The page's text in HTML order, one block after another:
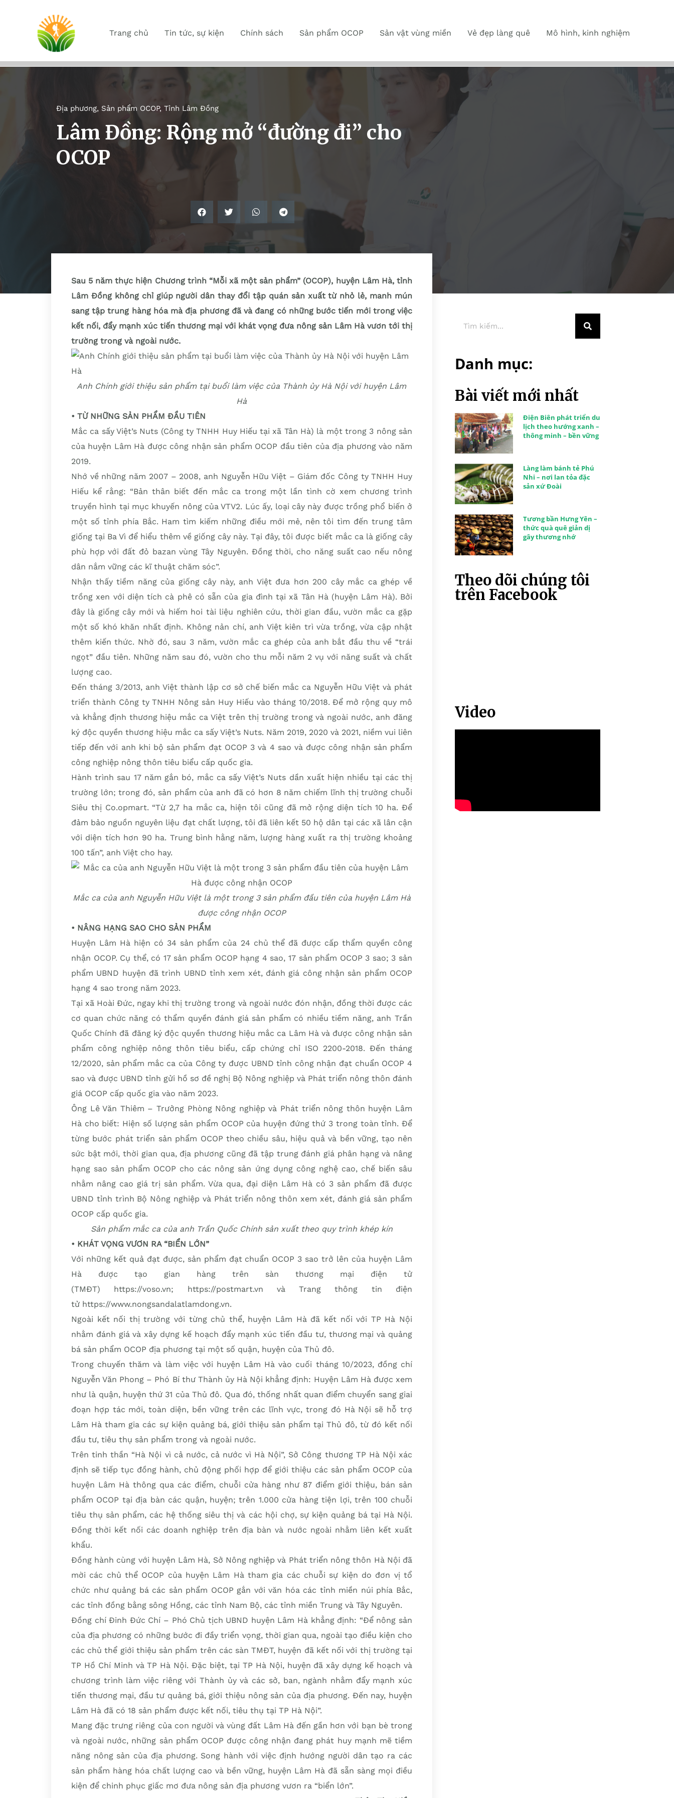
Trang chủ Tin tức, sự kiện Chính sách Sản phẩm OCOP Sản vật vùng miền Vẻ đẹp làng quê Mô hình, kinh nghiệm
Địa phương, Sản phẩm OCOP, Tỉnh Lâm Đồng
Lâm Đồng: Rộng mở “đường đi” cho
OCOP
Sau 5 năm thực hiện Chương trình “Mỗi xã một sản phẩm” (OCOP), huyện Lâm Hà, tỉnh
Lâm Đồng không chỉ giúp người dân thay đổi tập quán sản xuất từ nhỏ lẻ, manh mún
sang tập trung hàng hóa mà địa phương đã và đang có những bước tiến mới trong việc
kết nối, đẩy mạnh xúc tiến thương mại với khát vọng đưa nông sản Lâm Hà vươn tới thị
trường trong và ngoài nước.
Anh Chính giới thiệu sản phẩm tại buổi làm việc của Thành ủy Hà Nội với huyện Lâm
Hà
• TỪ NHỮNG SẢN PHẨM ĐẦU TIÊN
Mắc ca sấy Việt’s Nuts (Công ty TNHH Huy Hiếu tại xã Tân Hà) là một trong 3 nông sản
của huyện Lâm Hà được công nhận sản phẩm OCOP đầu tiên của địa phương vào năm
2019.
Nhớ về những năm 2007 – 2008, anh Nguyễn Hữu Việt – Giám đốc Công ty TNHH Huy
Hiếu kể rằng: “Bản thân biết đến mắc ca trong một lần tình cờ xem chương trình
truyền hình tại mục khuyến nông của VTV2. Lúc ấy, loại cây này được trồng phổ biến ở
một số tỉnh phía Bắc. Ham tìm kiếm những điều mới mẻ, nên tôi tìm đến trung tâm
giống tại Ba Vì để hiểu thêm về giống cây này. Tại đây, tôi được biết mắc ca là giống cây
phù hợp với đất đỏ bazan vùng Tây Nguyên. Đồng thời, cho năng suất cao nếu nông
dân nắm vững các kĩ thuật chăm sóc”.
Nhận thấy tiềm năng của giống cây này, anh Việt đưa hơn 200 cây mắc ca ghép về
trồng xen với diện tích cà phê có sẵn của gia đình tại xã Tân Hà (huyện Lâm Hà). Bởi
đây là giống cây mới và hiếm hoi tài liệu nghiên cứu, thời gian đầu, vườn mắc ca gặp
một số khó khăn nhất định. Không nản chí, anh Việt kiên trì vừa trồng, vừa cập nhật
thêm kiến thức. Nhờ đó, sau 3 năm, vườn mắc ca ghép của anh bắt đầu thu về “trái
ngọt” đầu tiên. Những năm sau đó, vườn cho thu mỗi năm 2 vụ với năng suất và chất
lượng cao.
Đến tháng 3/2013, anh Việt thành lập cơ sở chế biến mắc ca Nguyễn Hữu Việt và phát
triển thành Công ty TNHH Nông sản Huy Hiếu vào tháng 10/2018. Để mở rộng quy mô
và khẳng định thương hiệu mắc ca Việt trên thị trường trong và ngoài nước, anh đăng
ký độc quyền thương hiệu mắc ca sấy Việt’s Nuts. Năm 2019, 2020 và 2021, niềm vui liên
tiếp đến với anh khi bộ sản phẩm đạt OCOP 3 và 4 sao và được công nhận sản phẩm
công nghiệp nông thôn tiêu biểu cấp quốc gia.
Hành trình sau 17 năm gắn bó, mắc ca sấy Việt’s Nuts dần xuất hiện nhiều tại các thị
trường lớn; trong đó, sản phẩm của anh đã có hơn 8 năm chiếm lĩnh thị trường chuỗi
Siêu thị Co.opmart. “Từ 2,7 ha mắc ca, hiện tôi cũng đã mở rộng diện tích 10 ha. Để
đảm bảo nguồn nguyên liệu đạt chất lượng, tôi đã liên kết 50 hộ dân tại các xã lân cận
với diện tích hơn 90 ha. Trung bình hằng năm, lượng hàng xuất ra thị trường khoảng
100 tấn”, anh Việt cho hay.
Mắc ca của anh Nguyễn Hữu Việt là một trong 3 sản phẩm đầu tiên của huyện Lâm Hà
được công nhận OCOP
• NÂNG HẠNG SAO CHO SẢN PHẨM
Huyện Lâm Hà hiện có 34 sản phẩm của 24 chủ thể đã được cấp thẩm quyền công
nhận OCOP. Cụ thể, có 17 sản phẩm OCOP hạng 4 sao, 17 sản phẩm OCOP 3 sao; 3 sản
phẩm UBND huyện đã trình UBND tỉnh xem xét, đánh giá công nhận sản phẩm OCOP
hạng 4 sao trong năm 2023.
Tại xã Hoài Đức, ngay khi thị trường trong và ngoài nước đón nhận, đồng thời được các
cơ quan chức năng có thẩm quyền đánh giá sản phẩm có nhiều tiềm năng, anh Trần
Quốc Chính đã đăng ký độc quyền thương hiệu mắc ca Lâm Hà và được công nhận sản
phẩm công nghiệp nông thôn tiêu biểu, cấp chứng chỉ ISO 2200-2018. Đến tháng
12/2020, sản phẩm mắc ca của Công ty được UBND tỉnh công nhận đạt chuẩn OCOP 4
sao và được UBND tỉnh gửi hồ sơ đề nghị Bộ Nông nghiệp và Phát triển nông thôn đánh
giá OCOP cấp quốc gia vào năm 2023.
Ông Lê Văn Thiêm – Trưởng Phòng Nông nghiệp và Phát triển nông thôn huyện Lâm
Hà cho biết: Hiện số lượng sản phẩm OCOP của huyện đứng thứ 3 trong toàn tỉnh. Để
từng bước phát triển sản phẩm OCOP theo chiều sâu, hiệu quả và bền vững, tạo nên
sức bật mới, thời gian qua, địa phương cũng đã tập trung đánh giá phân hạng và nâng
hạng sao sản phẩm OCOP cho các nông sản ứng dụng công nghệ cao, chế biến sâu
nhằm nâng cao giá trị sản phẩm. Vừa qua, đại diện Lâm Hà có 3 sản phẩm đã được
UBND tỉnh trình Bộ Nông nghiệp và Phát triển nông thôn xem xét, đánh giá sản phẩm
OCOP cấp quốc gia.
Sản phẩm mắc ca của anh Trần Quốc Chính sản xuất theo quy trình khép kín
• KHÁT VỌNG VƯƠN RA “BIỂN LỚN”
Với những kết quả đạt được, sản phẩm đạt chuẩn OCOP 3 sao trở lên của huyện Lâm
Hà được tạo gian hàng trên sàn thương mại điện tử
(TMĐT) https://voso.vn; https://postmart.vn và Trang thông tin điện
tử https://www.nongsandalatlamdong.vn.
Ngoài kết nối thị trường với từng chủ thể, huyện Lâm Hà đã kết nối với TP Hà Nội
nhằm đánh giá và xây dựng kế hoạch đẩy mạnh xúc tiến đầu tư, thương mại và quảng
bá sản phẩm OCOP địa phương tại một số quận, huyện của Thủ đô.
Trong chuyến thăm và làm việc với huyện Lâm Hà vào cuối tháng 10/2023, đồng chí
Nguyễn Văn Phong – Phó Bí thư Thành ủy Hà Nội khẳng định: Huyện Lâm Hà được xem
như là quận, huyện thứ 31 của Thủ đô. Qua đó, thống nhất quan điểm chuyển sang giai
đoạn hợp tác mới, toàn diện, bền vững trên các lĩnh vực, trong đó Hà Nội sẽ hỗ trợ
Lâm Hà tham gia các sự kiện quảng bá, giới thiệu sản phẩm tại Thủ đô, từ đó kết nối
đầu tư, tiêu thụ sản phẩm trong và ngoài nước.
Trên tinh thần “Hà Nội vì cả nước, cả nước vì Hà Nội”, Sở Công thương TP Hà Nội xác
định sẽ tiếp tục đồng hành, chủ động phối hợp để giới thiệu các sản phẩm OCOP của
huyện Lâm Hà thông qua các điểm, chuỗi cửa hàng như 87 điểm giới thiệu, bán sản
phẩm OCOP tại địa bàn các quận, huyện; trên 1.000 cửa hàng tiện lợi, trên 100 chuỗi
tiêu thụ sản phẩm, các hệ thống siêu thị và các hội chợ, sự kiện quảng bá tại Hà Nội.
Đồng thời kết nối các doanh nghiệp trên địa bàn và nước ngoài nhằm liên kết xuất
khẩu.
Đồng hành cùng với huyện Lâm Hà, Sở Nông nghiệp và Phát triển nông thôn Hà Nội đã
mời các chủ thể OCOP của huyện Lâm Hà tham gia các chuỗi sự kiện do đơn vị tổ
chức như quảng bá các sản phẩm OCOP gắn với văn hóa các tỉnh miền núi phía Bắc,
các tỉnh đồng bằng sông Hồng, các tỉnh Nam Bộ, các tỉnh miền Trung và Tây Nguyên.
Đồng chí Đinh Đức Chí – Phó Chủ tịch UBND huyện Lâm Hà khẳng định: “Để nông sản
của địa phương có những bước đi đầy triển vọng, thời gian qua, ngoài tạo điều kiện cho
các chủ thể giới thiệu sản phẩm trên các sàn TMĐT, huyện đã kết nối với thị trường tại
TP Hồ Chí Minh và TP Hà Nội. Đặc biệt, tại TP Hà Nội, huyện đã xây dựng kế hoạch và
chương trình làm việc riêng với Thành ủy và các sở, ban, ngành nhằm đẩy mạnh xúc
tiến thương mại, đầu tư quảng bá, giới thiệu nông sản của địa phương. Đến nay, huyện
Lâm Hà đã có 18 sản phẩm được kết nối, tiêu thụ tại TP Hà Nội”.
Mang đặc trưng riêng của con người và vùng đất Lâm Hà đến gần hơn với bạn bè trong
và ngoài nước, những sản phẩm OCOP được công nhận đang phát huy mạnh mẽ tiềm
năng nông sản của địa phương. Song hành với việc định hướng người dân tạo ra các
sản phẩm hàng hóa chất lượng cao và bền vững, huyện Lâm Hà đã sẵn sàng mọi điều
Danh mục:
Bài viết mới nhất
Điện Biên phát triển du
lịch theo hướng xanh –
thông minh – bền vững
Làng làm bánh tẻ Phú
Nhi – nơi lan tỏa đặc
sản xứ Đoài
Tương bần Hưng Yên –
thức quà quê giản dị
gây thương nhớ
Theo dõi chúng tôi
trên Facebook
Video